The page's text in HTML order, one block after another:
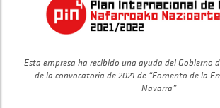
Esta empresa ha recibido una ayuda del Gobierno
de la convocatoria de 2021 de “Fomento de la
Navarra”